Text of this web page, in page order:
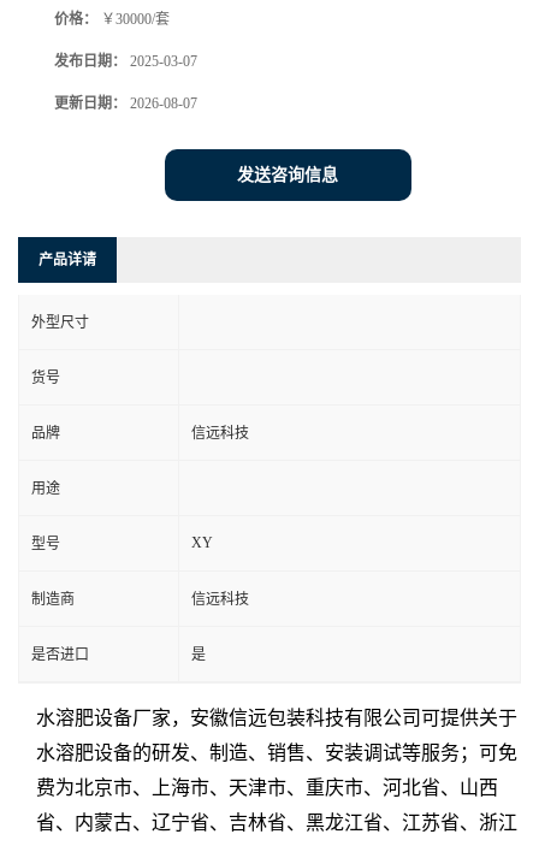
价格： ￥30000/套
发布日期： 2025-03-07
更新日期： 2026-08-07
发送咨询信息
产品详请
外型尺寸
货号
品牌 信远科技
用途
型号 XY
制造商 信远科技
是否进口 是
水溶肥设备厂家， 安徽信远包装科技有限公司可提供关于
水溶肥设备的研发、 制造、销售、安装调试等服务；可免
费为北京市、上海市、天津市、重庆市、 河北省、 山西
省、 内蒙古、 辽宁省、 吉林省、黑龙江省、江苏省、浙江